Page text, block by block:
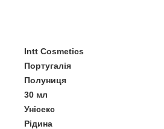
Intt Cosmetics
Португалія
Полуниця
30 мл
Унісекс
Рідина